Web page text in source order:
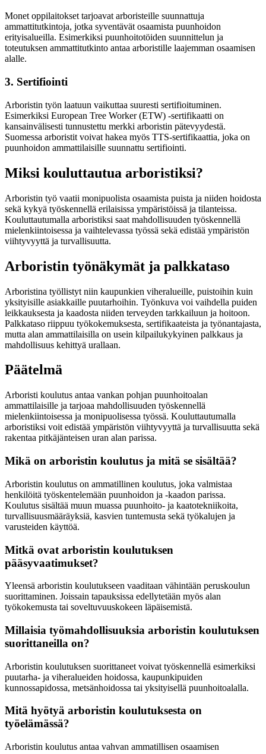
Monet oppilaitokset tarjoavat arboristeille suunnattuja
ammattitutkintoja, jotka syventävät osaamista puunhoidon
erityisalueilla. Esimerkiksi puunhoitotöiden suunnittelun ja
toteutuksen ammattitutkinto antaa arboristille laajemman osaamisen
alalle.
3. Sertifiointi
Arboristin työn laatuun vaikuttaa suuresti sertifioituminen.
Esimerkiksi European Tree Worker (ETW) -sertifikaatti on
kansainvälisesti tunnustettu merkki arboristin pätevyydestä.
Suomessa arboristit voivat hakea myös TTS-sertifikaattia, joka on
puunhoidon ammattilaisille suunnattu sertifiointi.
Miksi kouluttautua arboristiksi?
Arboristin työ vaatii monipuolista osaamista puista ja niiden hoidosta
sekä kykyä työskennellä erilaisissa ympäristöissä ja tilanteissa.
Kouluttautumalla arboristiksi saat mahdollisuuden työskennellä
mielenkiintoisessa ja vaihtelevassa työssä sekä edistää ympäristön
viihtyvyyttä ja turvallisuutta.
Arboristin työnäkymät ja palkkataso
Arboristina työllistyt niin kaupunkien viheralueille, puistoihin kuin
yksityisille asiakkaille puutarhoihin. Työnkuva voi vaihdella puiden
leikkauksesta ja kaadosta niiden terveyden tarkkailuun ja hoitoon.
Palkkataso riippuu työkokemuksesta, sertifikaateista ja työnantajasta,
mutta alan ammattilaisilla on usein kilpailukykyinen palkkaus ja
mahdollisuus kehittyä urallaan.
Päätelmä
Arboristi koulutus antaa vankan pohjan puunhoitoalan
ammattilaisille ja tarjoaa mahdollisuuden työskennellä
mielenkiintoisessa ja monipuolisessa työssä. Kouluttautumalla
arboristiksi voit edistää ympäristön viihtyvyyttä ja turvallisuutta sekä
rakentaa pitkäjänteisen uran alan parissa.
Mikä on arboristin koulutus ja mitä se sisältää?
Arboristin koulutus on ammatillinen koulutus, joka valmistaa
henkilöitä työskentelemään puunhoidon ja -kaadon parissa.
Koulutus sisältää muun muassa puunhoito- ja kaatotekniikoita,
turvallisuusmääräyksiä, kasvien tuntemusta sekä työkalujen ja
varusteiden käyttöä.
Mitkä ovat arboristin koulutuksen
pääsyvaatimukset?
Yleensä arboristin koulutukseen vaaditaan vähintään peruskoulun
suorittaminen. Joissain tapauksissa edellytetään myös alan
työkokemusta tai soveltuvuuskokeen läpäisemistä.
Millaisia työmahdollisuuksia arboristin koulutuksen
suorittaneilla on?
Arboristin koulutuksen suorittaneet voivat työskennellä esimerkiksi
puutarha- ja viheralueiden hoidossa, kaupunkipuiden
kunnossapidossa, metsänhoidossa tai yksityisellä puunhoitoalalla.
Mitä hyötyä arboristin koulutuksesta on
työelämässä?
Arboristin koulutus antaa vahvan ammatillisen osaamisen